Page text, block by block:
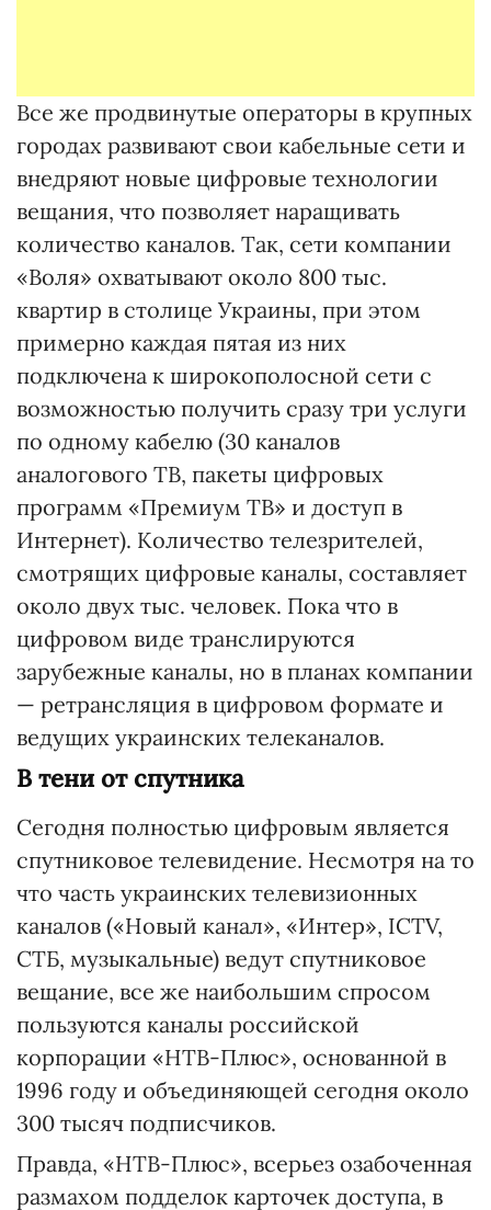
Все же продвинутые операторы в крупных
городах развивают свои кабельные сети и
внедряют новые цифровые технологии
вещания, что позволяет наращивать
количество каналов. Так, сети компании
«Воля» охватывают около 800 тыс.
квартир в столице Украины, при этом
примерно каждая пятая из них
подключена к широкополосной сети с
возможностью получить сразу три услуги
по одному кабелю (30 каналов
аналогового ТВ, пакеты цифровых
программ «Премиум ТВ» и доступ в
Интернет). Количество телезрителей,
смотрящих цифровые каналы, составляет
около двух тыс. человек. Пока что в
цифровом виде транслируются
зарубежные каналы, но в планах компании
— ретрансляция в цифровом формате и
ведущих украинских телеканалов.
В тени от спутника
Сегодня полностью цифровым является
спутниковое телевидение. Несмотря на то
что часть украинских телевизионных
каналов («Новый канал», «Интер», ICTV,
СТБ, музыкальные) ведут спутниковое
вещание, все же наибольшим спросом
пользуются каналы российской
корпорации «НТВ-Плюс», основанной в
1996 году и объединяющей сегодня около
300 тысяч подписчиков.
Правда, «НТВ-Плюс», всерьез озабоченная
размахом подделок карточек доступа, в